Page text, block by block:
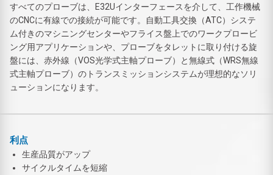
すべてのプローブは、E32Uインターフェースを介して、工作機械
のCNCに有線での接続が可能です。自動工具交換（ATC）システ
ム付きのマシニングセンターやフライス盤上でのワークプロービ
ング用アプリケーションや、プローブをタレットに取り付ける旋
盤には、赤外線（VOS光学式主軸プローブ）と無線式（WRS無線
式主軸プローブ）のトランスミッションシステムが理想的なソリ
ューションになります。
利点
生産品質がアップ
サイクルタイムを短縮